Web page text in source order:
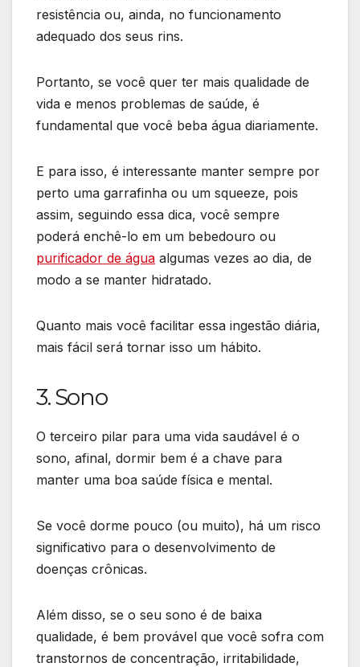
resistência ou, ainda, no funcionamento
adequado dos seus rins.
Portanto, se você quer ter mais qualidade de
vida e menos problemas de saúde, é
fundamental que você beba água diariamente.
E para isso, é interessante manter sempre por
perto uma garrafinha ou um squeeze, pois
assim, seguindo essa dica, você sempre
poderá enchê-lo em um bebedouro ou
purificador de água algumas vezes ao dia, de
modo a se manter hidratado.
Quanto mais você facilitar essa ingestão diária,
mais fácil será tornar isso um hábito.
3. Sono
O terceiro pilar para uma vida saudável é o
sono, afinal, dormir bem é a chave para
manter uma boa saúde física e mental.
Se você dorme pouco (ou muito), há um risco
significativo para o desenvolvimento de
doenças crônicas.
Além disso, se o seu sono é de baixa
qualidade, é bem provável que você sofra com
transtornos de concentração, irritabilidade,